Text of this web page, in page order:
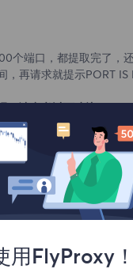
个端口，都提取完了，
，再请求就提示PORT IS
用这些端口，不能只提取
，系统有60秒回收时间，
者端口太少无法满足业务
行申请增加配额处理。
2024-
用FlyProxy！